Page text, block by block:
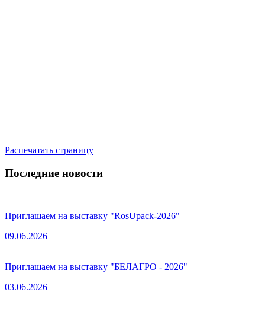
Распечатать страницу
Последние новости
Приглашаем на выставку "RosUpack-2026"
09.06.2026
Приглашаем на выставку "БЕЛАГРО - 2026"
03.06.2026